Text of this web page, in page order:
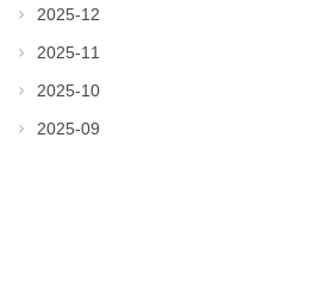
2025-12
2025-11
2025-10
2025-09